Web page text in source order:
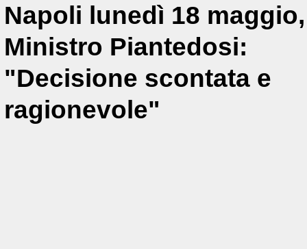
Napoli lunedì 18 maggio,
Ministro Piantedosi:
"Decisione scontata e
ragionevole"